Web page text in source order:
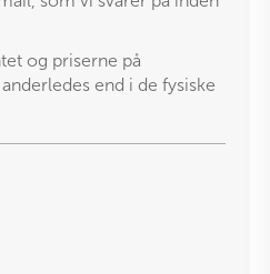
og priserne på
end i de fysiske